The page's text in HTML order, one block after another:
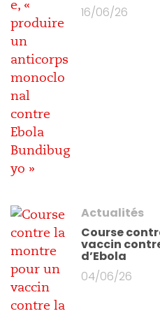
16/06/26
Actualités
Course
vaccin
d’Ebola
04/06/26